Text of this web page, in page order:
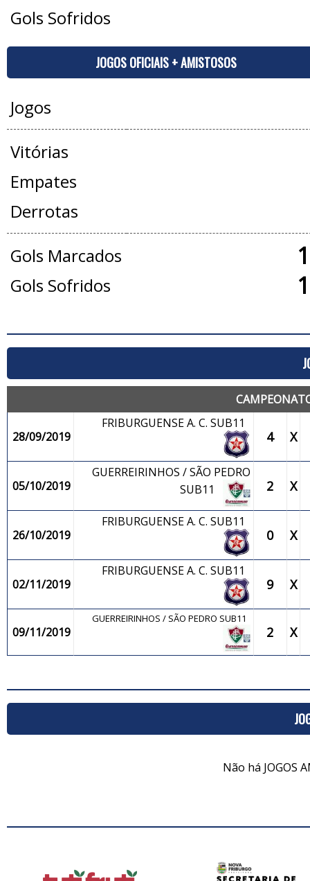
Gols Sofridos
JOGOS OFICIAIS + AMISTOSOS
Jogos
Vitórias
Empates
Derrotas
Gols Marcados
Gols Sofridos
28/09/2019
FRIBURGUENSE A. C. SUB11
4 X
05/10/2019
GUERREIRINHOS / SÃO PEDRO
SUB11
2 X
26/10/2019
FRIBURGUENSE A. C. SUB11
0 X
02/11/2019
FRIBURGUENSE A. C. SUB11
9 X
09/11/2019
GUERREIRINHOS / SÃO PEDRO SUB11
2 X
Não há JOGOS